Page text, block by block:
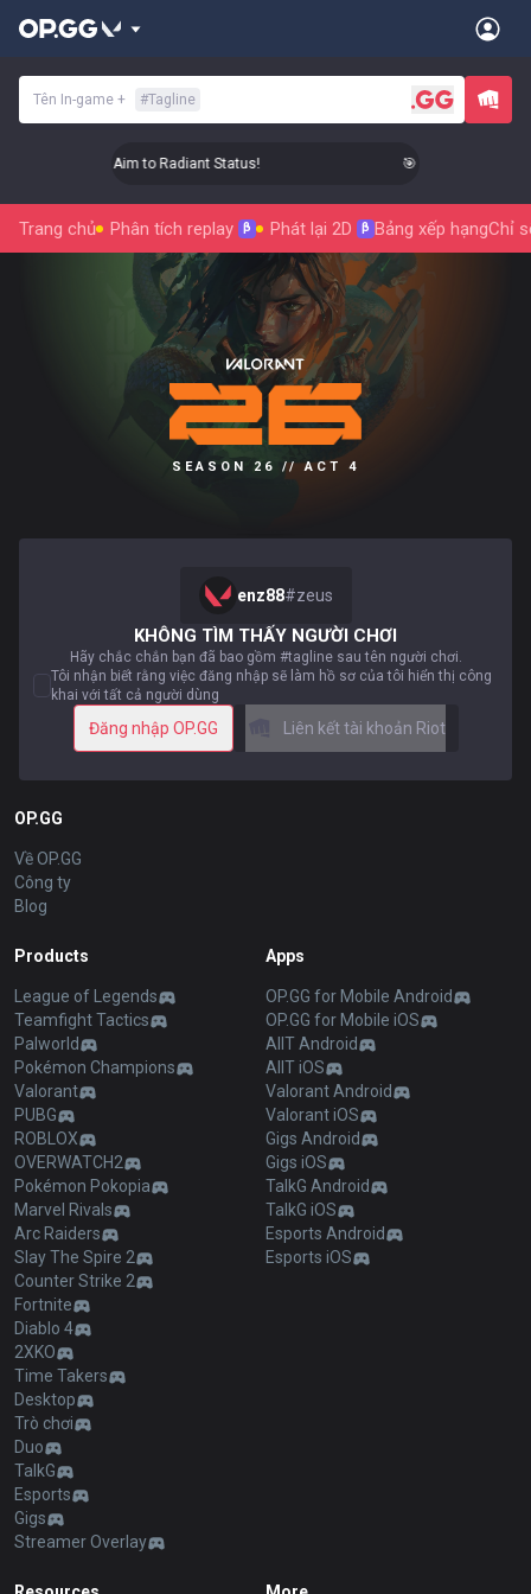
Tên In-game + #Tagline
Level Up Your Aim to Radiant Status! 🎯 Level Up Your
Trang chủ Phân tích replay β Phát lại 2D β Bảng xếp hạngChỉ
SEASON 26 // ACT 4
enz88#zeus
KHÔNG TÌM THẤY NGƯỜI CHƠI
Hãy chắc chắn bạn đã bao gồm #tagline sau tên người chơi.
Tôi nhận biết rằng việc đăng nhập sẽ làm hồ sơ của tôi hiển thị công
khai với tất cả người dùng
Đăng nhập OP.GG Liên kết tài khoản Riot
OP.GG
Về OP.GG
Công ty
Blog
Products
League of Legends
Teamfight Tactics
Palworld
Pokémon Champions
Valorant
PUBG
ROBLOX
OVERWATCH2
Pokémon Pokopia
Marvel Rivals
Arc Raiders
Slay The Spire 2
Counter Strike 2
Fortnite
Diablo 4
2XKO
Time Takers
Desktop
Trò chơi
Duo
TalkG
Esports
Gigs
Streamer Overlay
Apps
OP.GG for Mobile Android
OP.GG for Mobile iOS
AllT Android
AllT iOS
Valorant Android
Valorant iOS
Gigs Android
Gigs iOS
TalkG Android
TalkG iOS
Esports Android
Esports iOS